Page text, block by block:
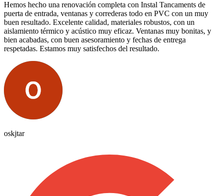
Hemos hecho una renovación completa con Instal Tancaments de
puerta de entrada, ventanas y correderas todo en PVC con un muy
buen resultado. Excelente calidad, materiales robustos, con un
aislamiento térmico y acústico muy eficaz. Ventanas muy bonitas, y
bien acabadas, con buen asesoramiento y fechas de entrega
respetadas. Estamos muy satisfechos del resultado.
oskjtar